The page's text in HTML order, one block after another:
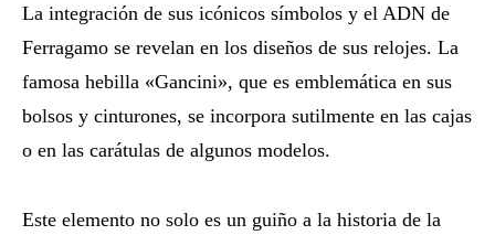
La integración de sus icónicos símbolos y el ADN de
Ferragamo se revelan en los diseños de sus relojes. La
famosa hebilla «Gancini», que es emblemática en sus
bolsos y cinturones, se incorpora sutilmente en las cajas
o en las carátulas de algunos modelos.
Este elemento no solo es un guiño a la historia de la